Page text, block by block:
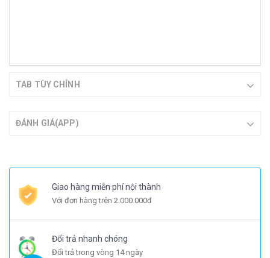
TAB TÙY CHỈNH
ĐÁNH GIÁ(APP)
Giao hàng miễn phí nội thành
Với đơn hàng trên 2.000.000đ
Đổi trả nhanh chóng
Đổi trả trong vòng 14 ngày